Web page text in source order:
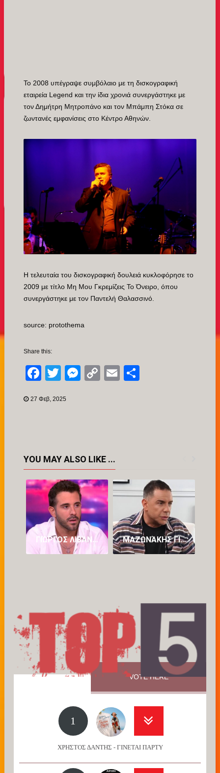
Το 2008 υπέγραψε συμβόλαιο με τη δισκογραφική
εταιρεία Legend και την ίδια χρονιά συνεργάστηκε με
τον Δημήτρη Μητροπάνο και τον Μπάμπη Στόκα σε
ζωντανές εμφανίσεις στο Κέντρο Αθηνών.
Η τελευταία του δισκογραφική δουλειά κυκλοφόρησε το
2009 με τίτλο Μη Μου Γκρεμίζεις Το Όνειρο, όπου
συνεργάστηκε με τον Παντελή Θαλασσινό.
source: protothema
Share this:
Facebook
TwitterMessenger
CopyEmail
27 Φεβ, 2025
YOU MAY ALSO LIKE ...
ΓΙΏΡΓΟΣ ΛΙΒΆΝΗΣ: Ο ΚΑΖΑΝΤΖΊΔΗΣ ΚΥΛΆΕΙ ΜΈΣΑ ΜΟΥ, ΈΧΩ ΤΟΝ ΠΑΤΈΡΑ ΜΟΥ ΚΑΙ ΤΟΝ ΣΤΈΛΙΟ ΜΑΖΩΝΆΚΗΣ ΓΙΑ ΤΟΝ ΕΓΚΛΕΙΣΜΌ ΣΤΟ ΔΡΟΜΟΚΑΪ́ΤΕΙΟ: ΈΝΙΩΣΑ ΤΡΌΜΟ ΚΑΙ ΠΡΟΔΟΣΊΑ – ΨΕΥΔΉΣ Η ΚΑΤΑΓΓΕΛΊΑ ΓΙΑ ΑΣΈΛΓΕΙΑ
VOTE HERE
1
ΧΡΗΣΤΟΣ ΔΑΝΤΗΣ - ΓΙΝΕΤΑΙ ΠΑΡΤΥ